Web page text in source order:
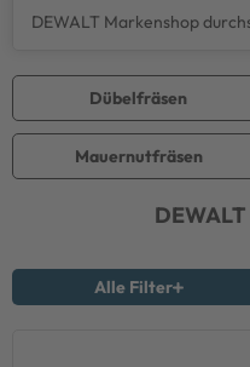
Mauernutfräsen
Dübelfräsen
DEWALT
Alle Filter